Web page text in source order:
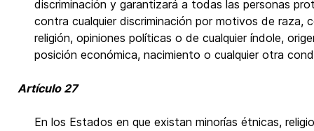
discriminación y garantizará a todas las personas
contra cualquier discriminación por motivos de raza,
religión, opiniones políticas o de cualquier índole,
posición económica, nacimiento o cualquier otra
Artículo 27
En los Estados en que existan minorías étnicas,